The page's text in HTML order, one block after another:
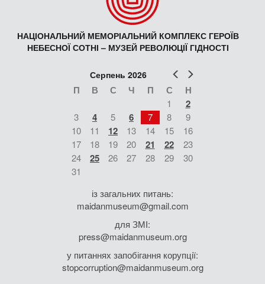
НАЦІОНАЛЬНИЙ МЕМОРІАЛЬНИЙ КОМПЛЕКС ГЕРОЇВ
НЕБЕСНОЇ СОТНІ – МУЗЕЙ РЕВОЛЮЦІЇ ГІДНОСТІ
Попер
Серпень 2026
П В С Ч П С Н
1 2
3 4 5 6 7 8
9
10
11 12 13 14 15
16
17
18 19 20 21 22
23
24
25 26 27 28 29
30
31
із загальних питань:
maidanmuseum@gmail.com
для ЗМІ:
press@maidanmuseum.org
у питаннях запобігання корупції:
stopcorruption@maidanmuseum.org